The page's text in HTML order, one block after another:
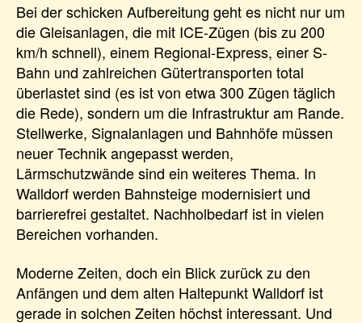
Bei der schicken Aufbereitung geht es nicht nur um
die Gleisanlagen, die mit ICE-Zügen (bis zu 200
km/h schnell), einem Regional-Express, einer S-
Bahn und zahlreichen Gütertransporten total
überlastet sind (es ist von etwa 300 Zügen täglich
die Rede), sondern um die Infrastruktur am Rande.
Stellwerke, Signalanlagen und Bahnhöfe müssen
neuer Technik angepasst werden,
Lärmschutzwände sind ein weiteres Thema. In
Walldorf werden Bahnsteige modernisiert und
barrierefrei gestaltet. Nachholbedarf ist in vielen
Bereichen vorhanden.
Moderne Zeiten, doch ein Blick zurück zu den
Anfängen und dem alten Haltepunkt Walldorf ist
gerade in solchen Zeiten höchst interessant. Und